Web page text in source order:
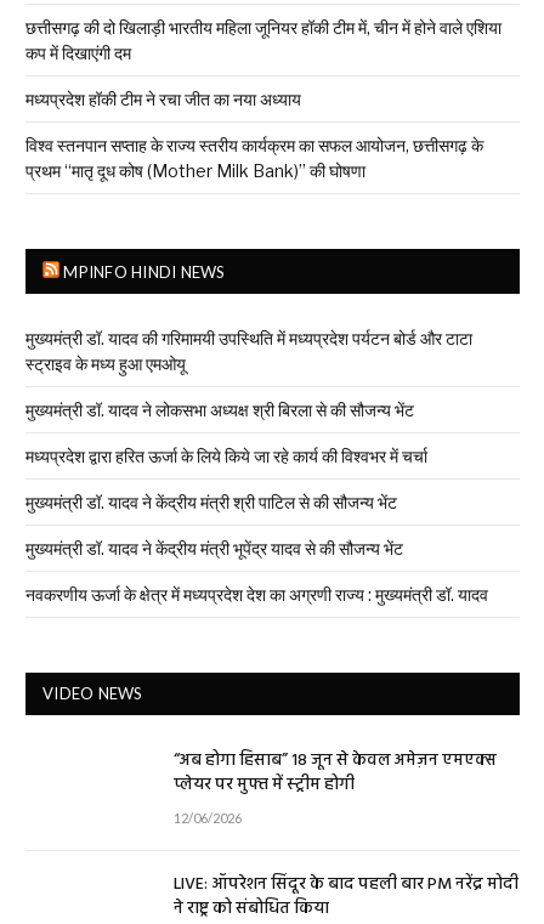
छत्तीसगढ़ की दो खिलाड़ी भारतीय महिला जूनियर हॉकी टीम में, चीन में होने वाले एशिया
कप में दिखाएंगी दम
मध्यप्रदेश हॉकी टीम ने रचा जीत का नया अध्याय
विश्व स्तनपान सप्ताह के राज्य स्तरीय कार्यक्रम का सफल आयोजन, छत्तीसगढ़ के
प्रथम “मातृ दूध कोष (Mother Milk Bank)” की घोषणा
MPINFO HINDI NEWS
मुख्यमंत्री डॉ. यादव की गरिमामयी उपस्थिति में मध्यप्रदेश पर्यटन बोर्ड और टाटा
स्ट्राइव के मध्य हुआ एमओयू
मुख्यमंत्री डॉ. यादव ने लोकसभा अध्यक्ष श्री बिरला से की सौजन्य भेंट
मध्यप्रदेश द्वारा हरित ऊर्जा के लिये किये जा रहे कार्य की विश्वभर में चर्चा
मुख्यमंत्री डॉ. यादव ने केंद्रीय मंत्री श्री पाटिल से की सौजन्य भेंट
मुख्यमंत्री डॉ. यादव ने केंद्रीय मंत्री भूपेंद्र यादव से की सौजन्य भेंट
नवकरणीय ऊर्जा के क्षेत्र में मध्यप्रदेश देश का अग्रणी राज्य : मुख्यमंत्री डॉ. यादव
VIDEO NEWS
“अब होगा हिसाब” 18 जून से केवल अमेज़न एमएक्स
प्लेयर पर मुफ्त में स्ट्रीम होगी
12/06/2026
LIVE: ऑपरेशन सिंदूर के बाद पहली बार PM नरेंद्र मोदी
ने राष्ट्र को संबोधित किया